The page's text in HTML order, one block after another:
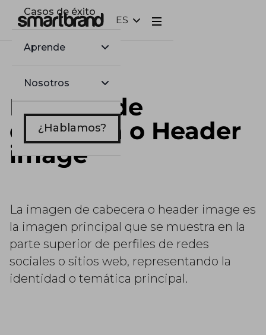
Casos de éxito
Aprende
Nosotros
¿Hablamos?
ES
Imagen de
cabecera o Header
image
La imagen de cabecera o header image es
la imagen principal que se muestra en la
parte superior de perfiles de redes
sociales o sitios web, representando la
identidad o temática principal.